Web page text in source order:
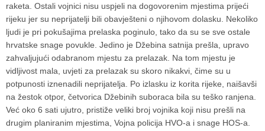
raketa. Ostali vojnici nisu uspjeli na dogovorenim mjestima prijeći
rijeku jer su neprijatelji bili obavješteni o njihovom dolasku. Nekoliko
ljudi je pri pokušajima prelaska poginulo, tako da su se sve ostale
hrvatske snage povukle. Jedino je Džebina satnija prešla, upravo
zahvaljujući odabranom mjestu za prelazak. Na tom mjestu je
vidljivost mala, uvjeti za prelazak su skoro nikakvi, čime su u
potpunosti iznenadili neprijatelja. Po izlasku iz korita rijeke, naišavši
na žestok otpor, četvorica Džebinih suboraca bila su teško ranjena.
Već oko 6 sati ujutro, pristiže veliki broj vojnika koji nisu prešli na
drugim planiranim mjestima, Vojna policija HVO-a i snage HOS-a.